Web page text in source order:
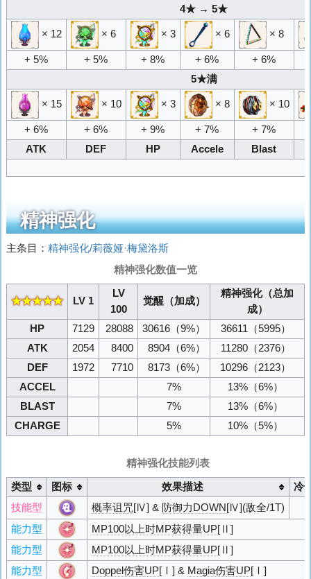
4★ → 5★
× 12 × 6 × 3 × 6 × 8
+ 5% + 5% + 8% + 6%
+ 6%
5★满
× 15 × 10 × 3 × 8 × 10
+ 6% + 6% + 9% + 7%
+ 7%
ATK
DEF HP Accele Blast
精神强化
主条目： 精神强化/莉薇娅·梅黛洛斯
精神强化数值一览
★★★★★ LV 1
LV
100
觉醒（加成）
精神强化（总加
成）
HP
7129 28088 30616 （9%） 36611 （5995）
ATK
2054 8400 8904 （6%） 11280 （2376）
DEF
1972 7710 8173 （6%） 10296 （2123）
ACCEL
7% 13% （6%）
BLAST
7% 13% （6%）
CHARGE
5% 10% （5%）
精神强化技能列表
类型 图标 效果描述
冷
技能型
概率诅咒[Ⅳ] & 防御力DOWN [Ⅳ](敌全/1T)
能力型 MP100以上时MP获得量UP[Ⅱ]
能力型
MP100以上时MP获得量UP[Ⅱ]
能力型
Doppel伤害UP[Ⅰ] & Magia伤害UP[Ⅰ]